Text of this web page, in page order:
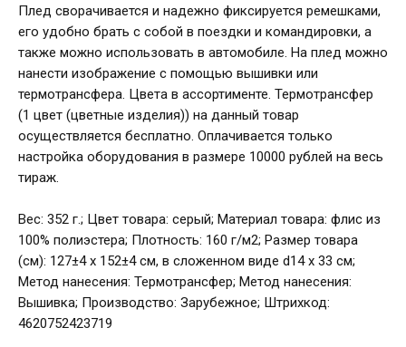
Плед сворачивается и надежно фиксируется ремешками,
его удобно брать с собой в поездки и командировки, а
также можно использовать в автомобиле. На плед можно
нанести изображение с помощью вышивки или
термотрансфера. Цвета в ассортименте. Термотрансфер
(1 цвет (цветные изделия)) на данный товар
осуществляется бесплатно. Оплачивается только
настройка оборудования в размере 10000 рублей на весь
тираж.
Вес: 352 г.; Цвет товара: серый; Материал товара: флис из
100% полиэстера; Плотность: 160 г/м2; Размер товара
(см): 127±4 х 152±4 см, в сложенном виде d14 х 33 см;
Метод нанесения: Термотрансфер; Метод нанесения:
Вышивка; Производство: Зарубежное; Штрихкод:
4620752423719